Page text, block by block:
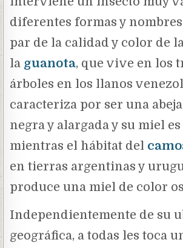
diferentes formas y
par de la calidad y color de
la guanota, que vive en los
árboles en los llanos
caracteriza por ser una
negra y alargada y su miel
mientras el hábitat del
en tierras argentinas y
produce una miel de color
Independientemente de su
geográfica, a todas les toca